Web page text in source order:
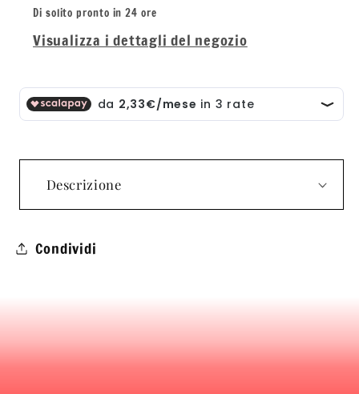
Di solito pronto in 24 ore
Visualizza i dettagli del negozio
Descrizione
Condividi